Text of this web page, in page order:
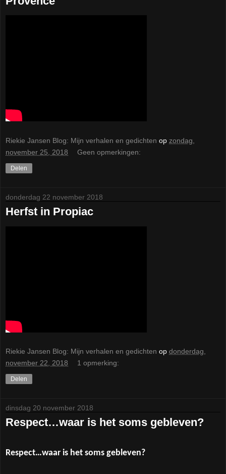
Riekie Jansen Blog: Mijn verhalen en gedichten op zondag,
november 25, 2018
Geen opmerkingen:
Delen
donderdag 22 november 2018
Herfst in Propiac
Riekie Jansen Blog: Mijn verhalen en gedichten op donderdag,
november 22, 2018
1 opmerking:
Delen
dinsdag 20 november 2018
Respect…waar is het soms gebleven?
Respect…waar is het soms gebleven?